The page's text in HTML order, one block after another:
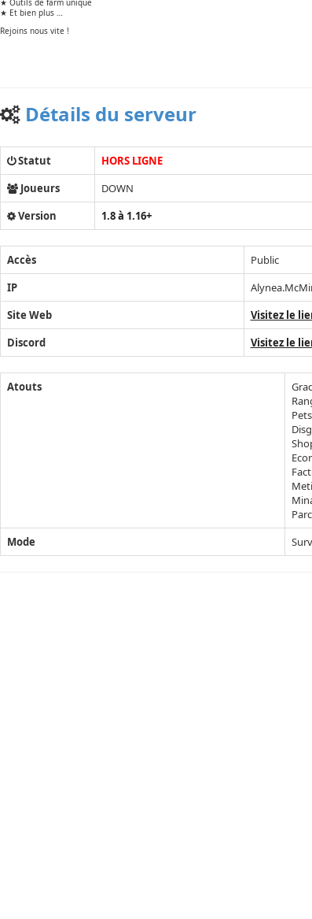
★ Outils de farm unique
★ Et bien plus …
Rejoins nous vite !
Détails du serveur
Statut
HORS LIGNE
Joueurs
DOWN
Version
1.8 à 1.16+
Accès
Public
IP
Site Web
Visitez le
Discord
Visitez le
Atouts
Pets
Mode